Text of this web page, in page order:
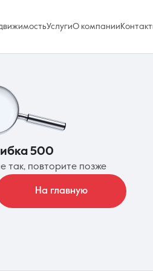
УслугиО компании
0 объявлений
Услуги
500
так, повторите позже
На главную
УслугиО компании